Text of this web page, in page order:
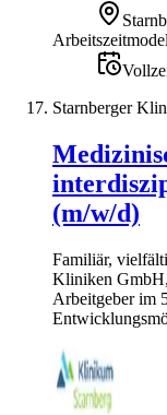
Starnberger
(m/w/d)
Familiär,
Kliniken
Arbeitgeber im